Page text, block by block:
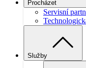
Procházet
Servisní
Služby